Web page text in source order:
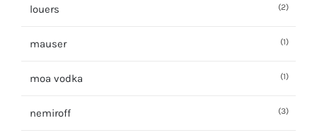
louers (2)
mauser (1)
moa vodka (1)
nemiroff (3)